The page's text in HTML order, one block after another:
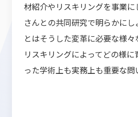
材紹介やリスキリングを事業
さんとの共同研究で明らかに
とはそうした変革に必要な様
リスキリングによってどの様
った学術上も実務上も重要な問